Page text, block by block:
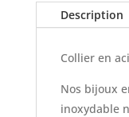
Description
Collier en
Nos bijoux
inoxydable